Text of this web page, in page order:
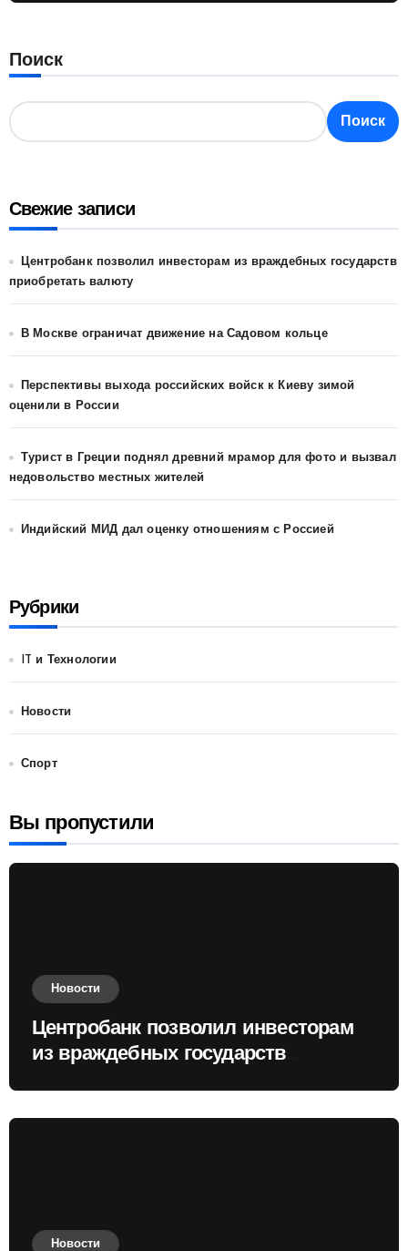
Поиск
Поиск
Свежие записи
Центробанк позволил инвесторам из враждебных государств
приобретать валюту
В Москве ограничат движение на Садовом кольце
Перспективы выхода российских войск к Киеву зимой
оценили в России
Турист в Греции поднял древний мрамор для фото и вызвал
недовольство местных жителей
Индийский МИД дал оценку отношениям с Россией
Рубрики
IT и Технологии
Новости
Спорт
Вы пропустили
Новости
Центробанк позволил инвесторам
из враждебных государств
Новости